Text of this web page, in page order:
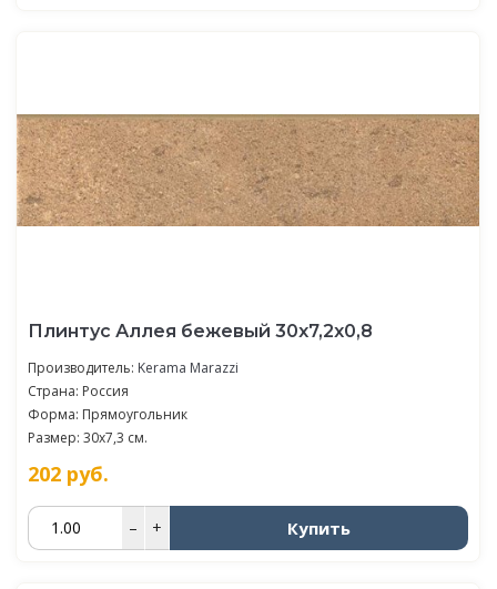
Плинтус Аллея бежевый 30x7,2x0,8
Производитель: Kerama Marazzi
Страна: Россия
Форма: Прямоугольник
Размер: 30x7,3 см.
202 руб.
– + Купить